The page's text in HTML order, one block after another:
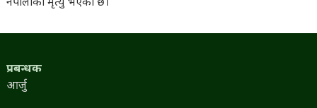
नेपालीको मृत्यु भएको छ।
प्रबन्धक
आर्जु